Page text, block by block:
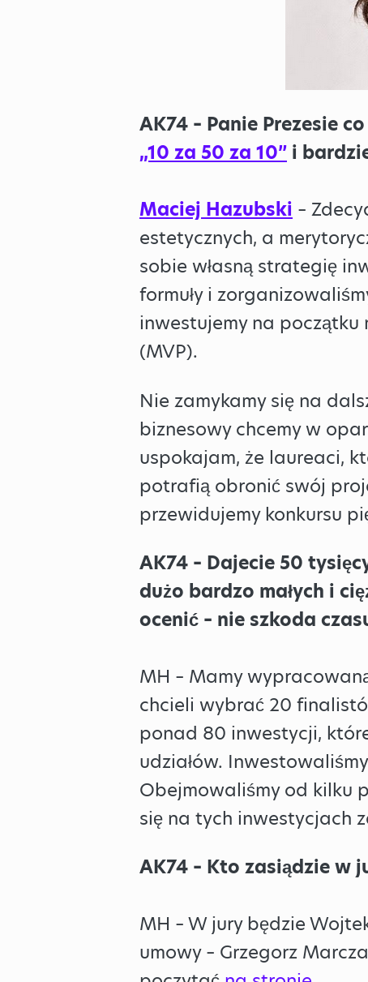
AK74 – Panie Prezesie
„10 za 50 za 10” i
Maciej Hazubski –
estetycznych, a
sobie własną strategię
formuły i
inwestujemy na
(MVP).
Nie zamykamy się na
biznesowy chcemy w
uspokajam, że laureaci,
potrafią obronić swój
przewidujemy konkursu
AK74 – Dajecie 50
dużo bardzo małych i
ocenić – nie szkoda
MH – Mamy
chcieli wybrać 20
ponad 80 inwestycji,
udziałów.
Obejmowaliśmy od kilku
się na tych inwestycjach
AK74 – Kto zasiądzie w
MH – W jury będzie
umowy – Grzegorz